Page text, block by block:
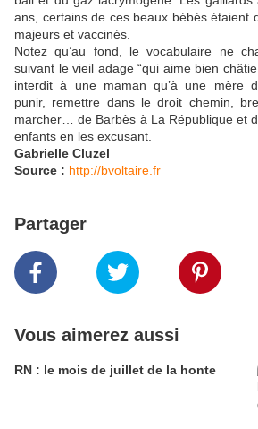
ans, certains de ces beaux bébés étaient
majeurs et vaccinés.
Notez qu’au fond, le vocabulaire ne
suivant le vieil adage “qui aime bien
interdit à une maman qu’à une mère
punir, remettre dans le droit chemin,
marcher… de Barbès à La République et
enfants en les excusant.
Gabrielle Cluzel
Source : http://bvoltaire.fr
Partager
Vous aimerez aussi
RN : le mois de juillet de la honte